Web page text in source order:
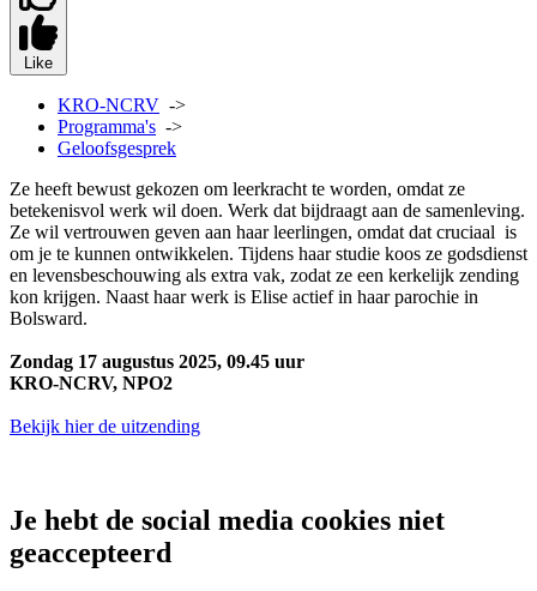
Like
KRO-NCRV ->
Programma's ->
Geloofsgesprek
Ze heeft bewust gekozen om leerkracht te worden, omdat ze
betekenisvol werk wil doen. Werk dat bijdraagt aan de samenleving.
Ze wil vertrouwen geven aan haar leerlingen, omdat dat cruciaal is
om je te kunnen ontwikkelen. Tijdens haar studie koos ze godsdienst
en levensbeschouwing als extra vak, zodat ze een kerkelijk zending
kon krijgen. Naast haar werk is Elise actief in haar parochie in
Bolsward.
Zondag 17 augustus 2025, 09.45 uur
KRO-NCRV, NPO2
Bekijk hier de uitzending
Je hebt de social media cookies niet
geaccepteerd